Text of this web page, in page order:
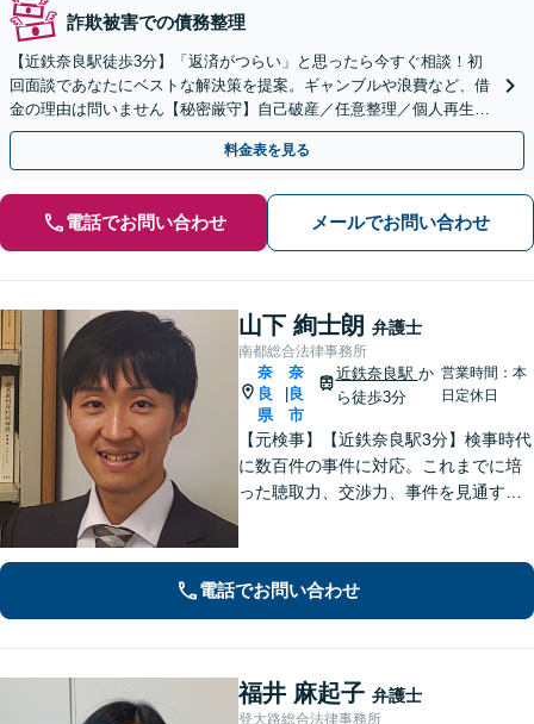
詐欺被害での債務整理
【近鉄奈良駅徒歩3分】「返済がつらい」と思ったら今すぐ相談！初
回面談であなたにベストな解決策を提案。ギャンブルや浪費など、借
金の理由は問いません【秘密厳守】自己破産／任意整理／個人再生
「家族に知られないよう債務整理したい」という方も対応可能
料金表を見る
電話でお問い合わせ メールでお問い合わせ
山下 絢士朗 弁護士
南都総合法律事務所
奈
良
県
奈
良
市
近鉄奈良駅 か
ら徒歩3分
営業時間：本
日定休日
【元検事】【近鉄奈良駅3分】検事時代
に数百件の事件に対応。これまでに培
った聴取力、交渉力、事件を見通す分
【法テラス利用可】
電話でお問い合わせ
福井 麻起子 弁護士
登大路総合法律事務所